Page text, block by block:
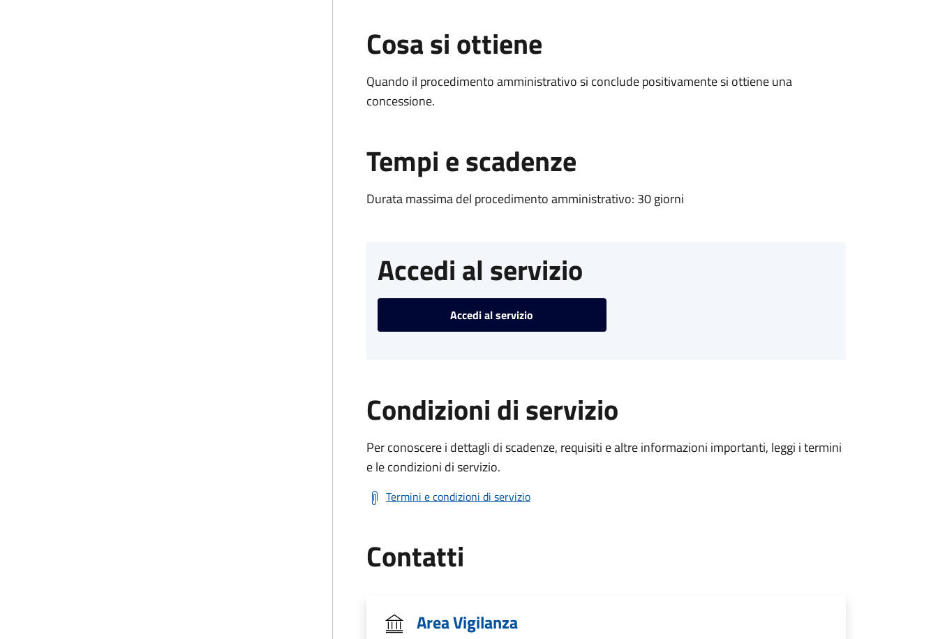
Cosa si ottiene
Quando il procedimento amministrativo si conclude positivamente si ottiene una
concessione.
Tempi e scadenze
Durata massima del procedimento amministrativo: 30 giorni
Accedi al servizio
Accedi al servizio
Condizioni di servizio
Per conoscere i dettagli di scadenze, requisiti e altre informazioni importanti, leggi i termini
e le condizioni di servizio.
Termini e condizioni di servizio
Contatti
Area Vigilanza